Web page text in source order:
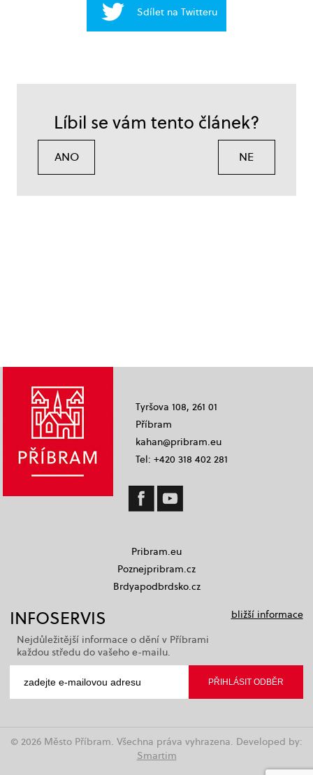
Sdílet na Twitteru
Líbil se vám tento článek?
ANO NE
Tyršova 108, 261 01
Příbram
kahan@pribram.eu
Tel: +420 318 402 281
Pribram.eu
Poznejpribram.cz
Brdyapodbrdsko.cz
INFOSERVIS
bližší informace
Nejdůležitější informace o dění v Příbrami
každou středu do vašeho e-mailu.
© 2026 Město Příbram. Všechna práva vyhrazena. Developed by:
Smartim